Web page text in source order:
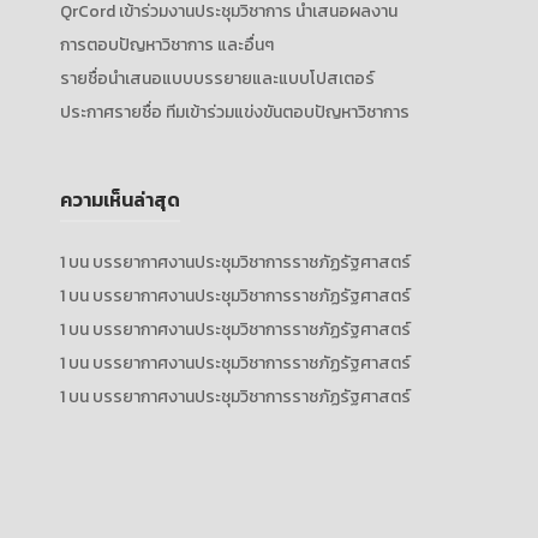
QrCord เข้าร่วมงานประชุมวิชาการ นำเสนอผลงาน
การตอบปัญหาวิชาการ และอื่นๆ
รายชื่อนำเสนอแบบบรรยายและแบบโปสเตอร์
ประกาศรายชื่อ ทีมเข้าร่วมแข่งขันตอบปัญหาวิชาการ
ความเห็นล่าสุด
1บนบรรยากาศงานประชุมวิชาการราชภัฏรัฐศาสตร์
1บนบรรยากาศงานประชุมวิชาการราชภัฏรัฐศาสตร์
1บนบรรยากาศงานประชุมวิชาการราชภัฏรัฐศาสตร์
1บนบรรยากาศงานประชุมวิชาการราชภัฏรัฐศาสตร์
1บนบรรยากาศงานประชุมวิชาการราชภัฏรัฐศาสตร์